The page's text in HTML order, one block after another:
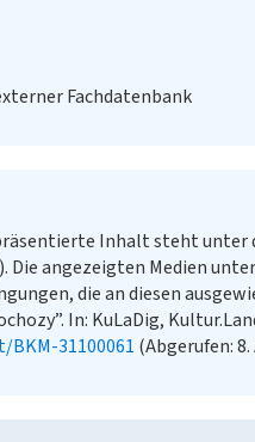
Fachdatenbank
Inhalt steht unter
angezeigten Medien
die an diesen
In: KuLaDig,
31100061 (Abgerufen: